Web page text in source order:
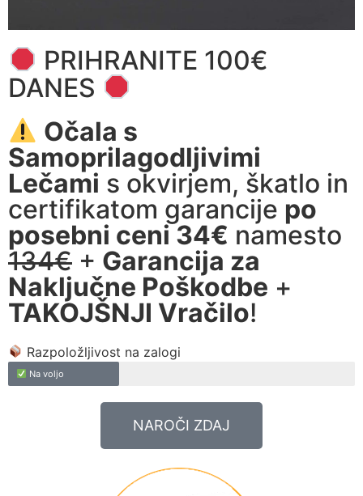
PRIHRANITE 100€
DANES
Očala s
Samoprilagodljivimi
Lečami s okvirjem, škatlo in
certifikatom garancije po
posebni ceni 34€ namesto
134€ + Garancija za
Naključne Poškodbe +
TAKOJŠNJI Vračilo!
Razpoložljivost na zalogi
Na voljo
NAROČI ZDAJ